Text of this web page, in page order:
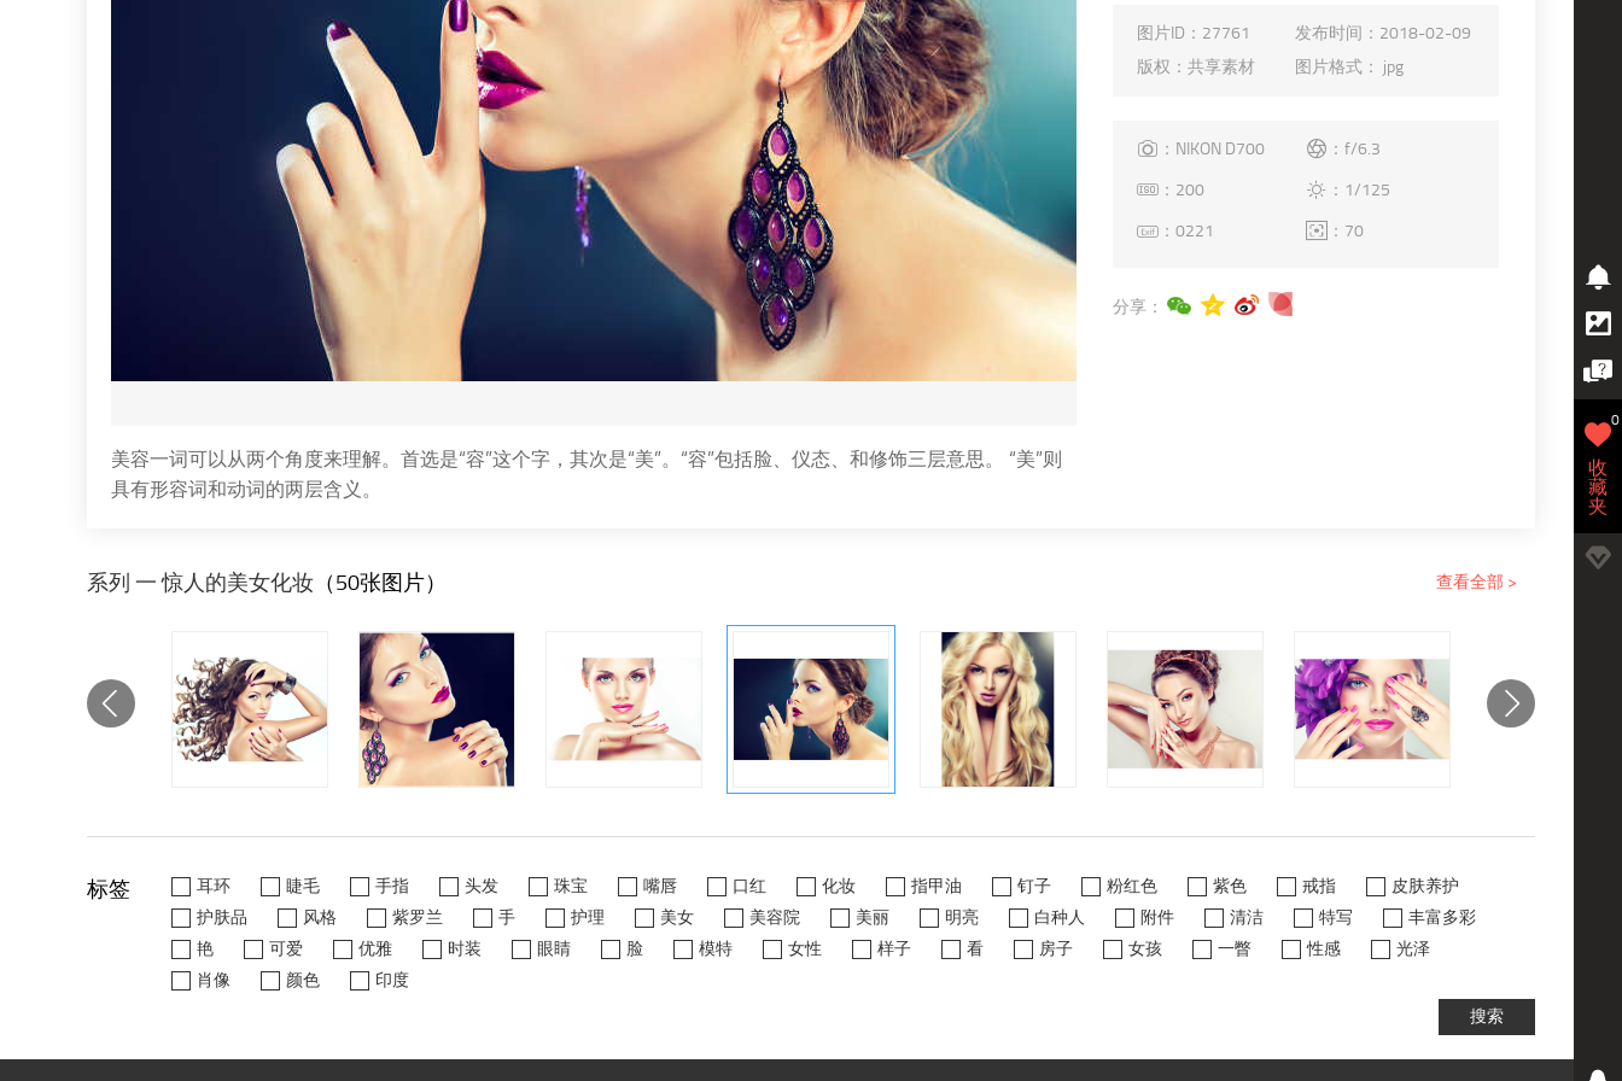
美容一词可以从两个角度来理解。首选是“容”这个字，其次是“美”。“容”包括脸、仪态、和修饰三层意思。 “美”则
具有形容词和动词的两层含义。
图片ID： 27761 发布时间： 2018-02-09
版权： 共享素材 图片格式： jpg
：NIKON D700
：f/6.3
：200
：1/125
：0221
：70
分享：
系列 一 惊人的美女化妆 （50张图片） 查看全部 >
标签 耳环 睫毛 手指 头发 珠宝 嘴唇 口红 化妆 指甲油 钉子 粉红色 紫色 戒指
皮肤养护
护肤品
风格 紫罗兰 手 护理 美女 美容院 美丽 明亮 白种人 附件 清洁 特写
丰富多彩
艳
可爱 优雅 时装 眼睛 脸 模特 女性 样子 看 房子 女孩 一瞥 性感
光泽
肖像
颜色
印度
搜索
收
藏
夹
0